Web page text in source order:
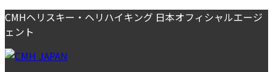
コ
ン
テ
ン
ナ
ビ
ゲ
ー
CMHヘリスキー・ヘリハイキング 日本オフィシャルエージ
ェント